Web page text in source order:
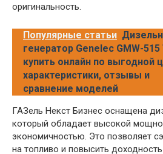
оригинальность.
Популярные статьи
генератор Genelec GMW-515
купить онлайн по выгодной
характеристики, отзывы и
сравнение моделей
ГАЗель Некст Бизнес оснащена
который обладает высокой
экономичностью. Это позволяет
на топливо и повысить